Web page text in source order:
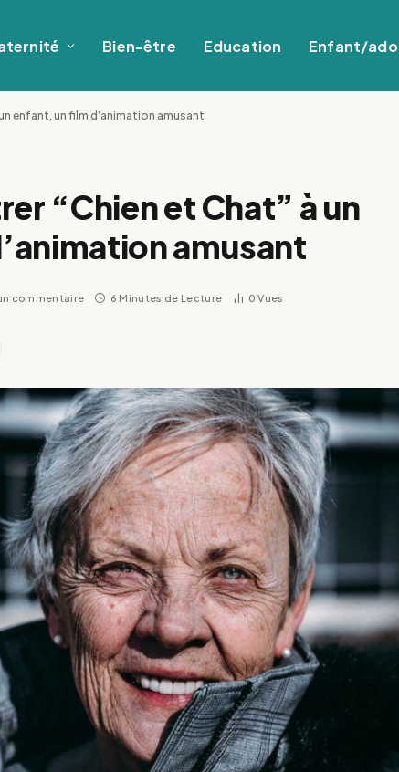
Bien-être Education Enfant/ado
enfant, un film d’animation amusant
“Chien et Chat” à un
amusant
commentaire 6 Minutes de Lecture 0Vues